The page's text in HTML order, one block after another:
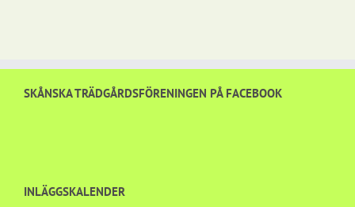
SKÅNSKA TRÄDGÅRDSFÖRENINGEN PÅ FACEBOOK
INLÄGGSKALENDER